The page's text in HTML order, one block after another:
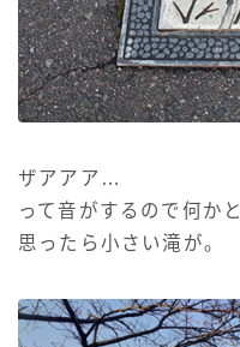
ザアアア…
って音がするので何かと
思ったら小さい滝が。